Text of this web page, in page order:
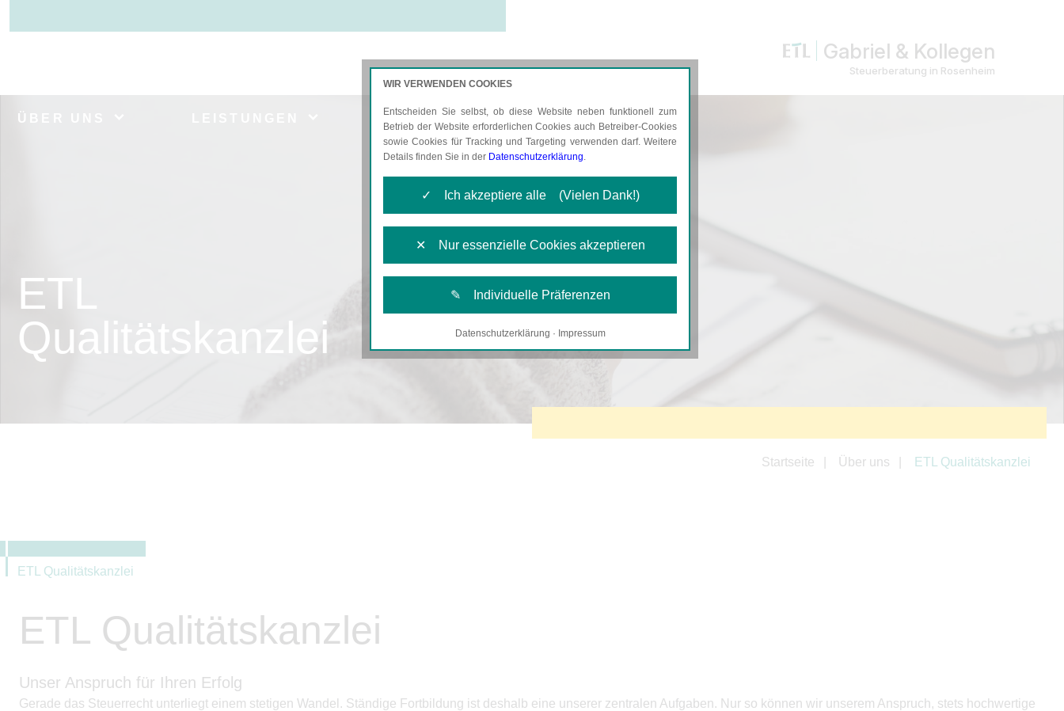
Gabriel & Kollegen
Steuerberatung in Rosenheim
ÜBER UNS AKTUELLES KARRIERE
ETL
Qualitätskanzlei
Startseite Über uns ETL Qualitätskanzlei
ETL Qualitätskanzlei
ETL Qualitätskanzlei
Unser Anspruch für Ihren Erfolg
Gerade das Steuerrecht unterliegt einem stetigen Wandel. Ständige Fortbildung ist deshalb eine unserer zentralen Aufgaben. Nur so können wir unserem Anspruch, stets hochwertige
WIR VERWENDEN COOKIES
Entscheiden Sie selbst, ob diese Website neben funktionell zum
Betrieb der Website erforderlichen Cookies auch Betreiber-Cookies
sowie Cookies für Tracking und Targeting verwenden darf. Weitere
Details finden Sie in der Datenschutzerklärung.
✓ Ich akzeptiere alle (Vielen Dank!)
✕ Nur essenzielle Cookies akzeptieren
✎ Individuelle Präferenzen
Notwendige Cookies
Datenschutzerklärung · Impressum